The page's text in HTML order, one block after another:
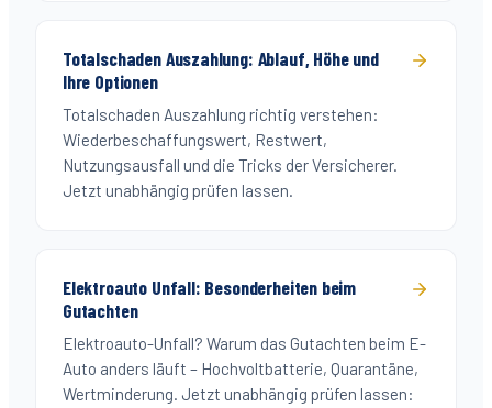
Totalschaden Auszahlung: Ablauf, Höhe und
Ihre Optionen
Totalschaden Auszahlung richtig verstehen:
Wiederbeschaffungswert, Restwert,
Nutzungsausfall und die Tricks der Versicherer.
Jetzt unabhängig prüfen lassen.
Elektroauto Unfall: Besonderheiten beim
Gutachten
Elektroauto-Unfall? Warum das Gutachten beim E-
Auto anders läuft – Hochvoltbatterie, Quarantäne,
Wertminderung. Jetzt unabhängig prüfen lassen: